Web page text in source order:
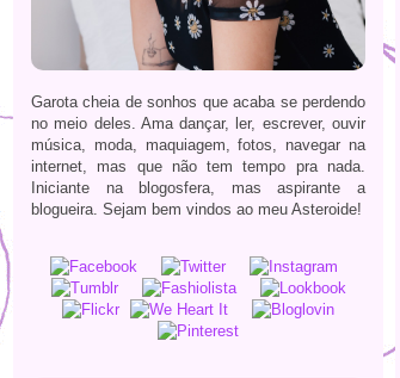
Garota cheia de sonhos que acaba se perdendo
no meio deles. Ama dançar, ler, escrever, ouvir
música, moda, maquiagem, fotos, navegar na
internet, mas que não tem tempo pra nada.
Iniciante na blogosfera, mas aspirante a
blogueira. Sejam bem vindos ao meu Asteroide!